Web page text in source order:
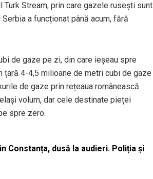
Stream, prin care gazele rusești sunt
a funcționat până acum, fără
de gaze pe zi, din care ieșeau spre
țară 4-4,5 milioane de metri cubi de gaze
de gaze prin rețeaua românească
volum, dar cele destinate pieței
spre zero.
Constanța, dusă la audieri. Poliția și